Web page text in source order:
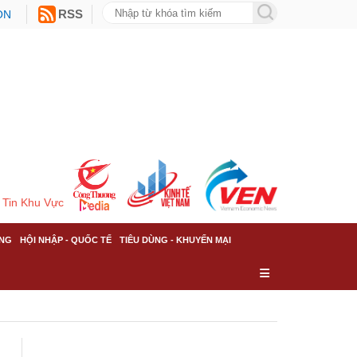
RSS
Tin Khu Vực
HỘI NHẬP - QUỐC TẾ TIÊU DÙNG - KHUYẾN MẠI